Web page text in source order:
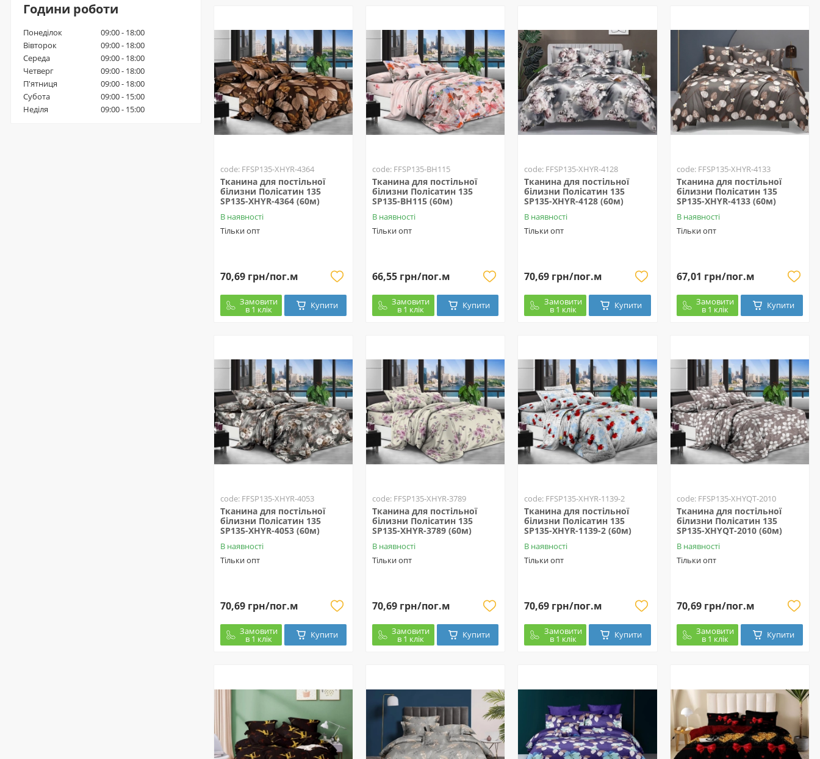
code: FFSP135-XHYR-4364
Тканина для постільної
білизни Полісатин 135
SP135-XHYR-4364 (60м)
В наявності
Тільки опт
70,69 грн/пог.м
Замовити
в 1 клік Купити
code: FFSP135-BH115
Тканина для постільної
білизни Полісатин 135
SP135-BH115 (60м)
В наявності
Тільки опт
66,55 грн/пог.м
Замовити
в 1 клік Купити
code: FFSP135-XHYR-4128
Тканина для постільної
білизни Полісатин 135
SP135-XHYR-4128 (60м)
В наявності
Тільки опт
70,69 грн/пог.м
Замовити
в 1 клік Купити
code: FFSP135-XHYR-4133
Тканина для постільної
білизни Полісатин 135
SP135-XHYR-4133 (60м)
В наявності
Тільки опт
67,01 грн/пог.м
Замовити
в 1 клік Купити
code: FFSP135-XHYR-4053
Тканина для постільної
білизни Полісатин 135
SP135-XHYR-4053 (60м)
В наявності
Тільки опт
70,69 грн/пог.м
Замовити
в 1 клік Купити
code: FFSP135-XHYR-3789
Тканина для постільної
білизни Полісатин 135
SP135-XHYR-3789 (60м)
В наявності
Тільки опт
70,69 грн/пог.м
Замовити
в 1 клік Купити
code: FFSP135-XHYR-1139-2
Тканина для постільної
білизни Полісатин 135
SP135-XHYR-1139-2 (60м)
В наявності
Тільки опт
70,69 грн/пог.м
Замовити
в 1 клік Купити
code: FFSP135-XHYQT-2010
Тканина для постільної
білизни Полісатин 135
SP135-XHYQT-2010 (60м)
В наявності
Тільки опт
70,69 грн/пог.м
Замовити
в 1 клік Купити
Години роботи
Понеділок
09:00 - 18:00
Вівторок
09:00 - 18:00
Середа
09:00 - 18:00
Четверг
09:00 - 18:00
П'ятниця
09:00 - 18:00
Субота
09:00 - 15:00
Неділя
09:00 - 15:00